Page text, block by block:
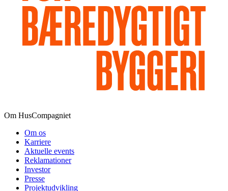
Om HusCompagniet
Om os
Karriere
Aktuelle events
Reklamationer
Investor
Presse
Projektudvikling